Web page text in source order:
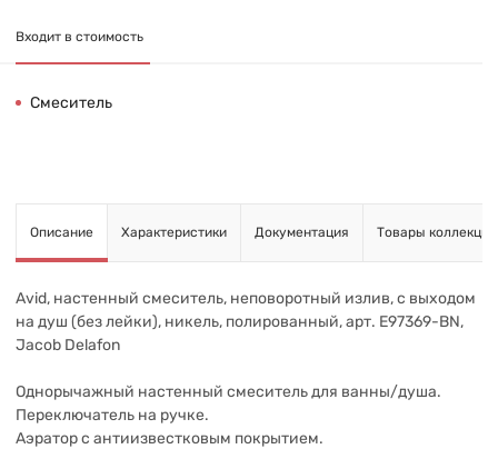
Входит в стоимость
Смеситель
Описание Характеристики Документация Товары коллекции
Avid, настенный смеситель, неповоротный излив, с выходом
на душ (без лейки), никель, полированный, арт. E97369-BN,
Jacob Delafon
Однорычажный настенный смеситель для ванны/душа.
Переключатель на ручке.
Аэратор с антиизвестковым покрытием.